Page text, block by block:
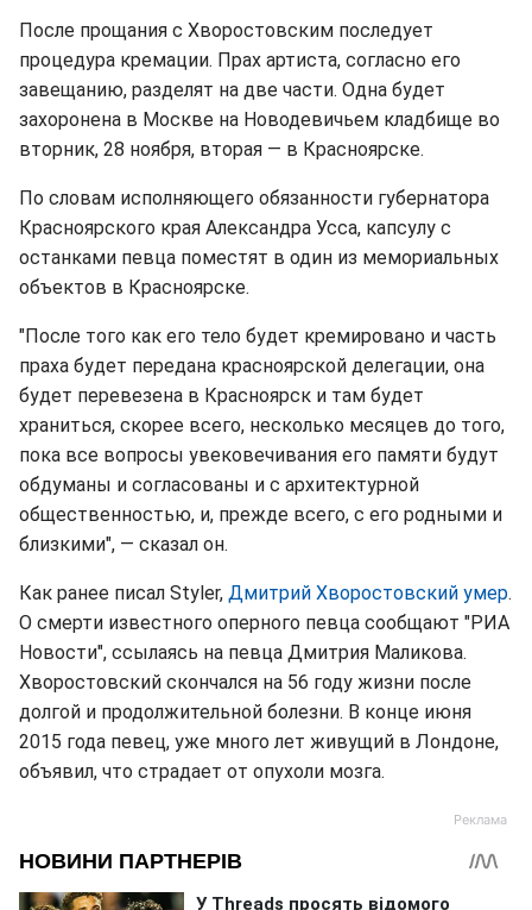
После прощания с Хворостовским последует
процедура кремации. Прах артиста, согласно его
завещанию, разделят на две части. Одна будет
захоронена в Москве на Новодевичьем кладбище во
вторник, 28 ноября, вторая — в Красноярске.
По словам исполняющего обязанности губернатора
Красноярского края Александра Усса, капсулу с
останками певца поместят в один из мемориальных
объектов в Красноярске.
"После того как его тело будет кремировано и часть
праха будет передана красноярской делегации, она
будет перевезена в Красноярск и там будет
храниться, скорее всего, несколько месяцев до того,
пока все вопросы увековечивания его памяти будут
обдуманы и согласованы и с архитектурной
общественностью, и, прежде всего, с его родными и
близкими", — сказал он.
Как ранее писал Styler, Дмитрий Хворостовский умер.
О смерти известного оперного певца сообщают "РИА
Новости", ссылаясь на певца Дмитрия Маликова.
Хворостовский скончался на 56 году жизни после
долгой и продолжительной болезни. В конце июня
2015 года певец, уже много лет живущий в Лондоне,
объявил, что страдает от опухоли мозга.